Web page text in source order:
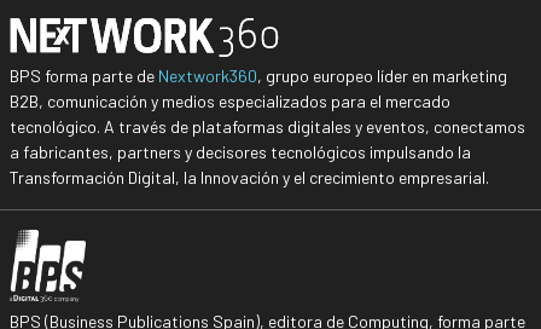
BPS forma parte de Nextwork360, grupo europeo líder en marketing
B2B, comunicación y medios especializados para el mercado
tecnológico. A través de plataformas digitales y eventos, conectamos
a fabricantes, partners y decisores tecnológicos impulsando la
Transformación Digital, la Innovación y el crecimiento empresarial.
BPS (Business Publications Spain), editora de Computing, forma parte